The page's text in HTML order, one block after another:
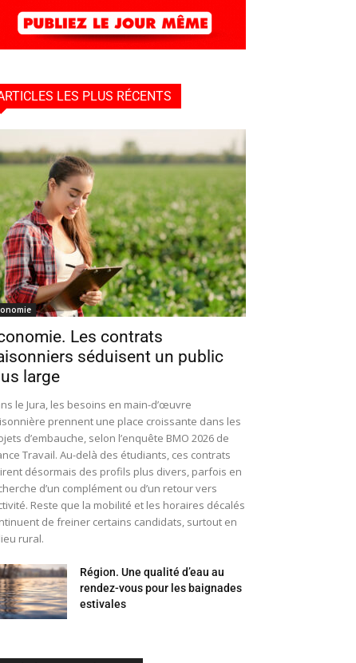
LES PLUS RÉCENTS
Les contrats
séduisent un public
large
le Jura, les besoins en main-d’œuvre
prennent une place croissante dans les
d’embauche, selon l’enquête BMO 2026 de
Travail. Au-delà des étudiants, ces contrats
désormais des profils plus divers, parfois en
d’un complément ou d’un retour vers
Reste que la mobilité et les horaires décalés
de freiner certains candidats, surtout en
rural.
Région. Une qualité d’eau au
rendez-vous pour les baignades
estivales